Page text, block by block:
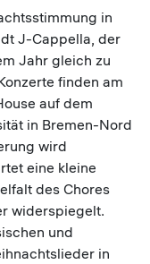
in
J-Cappella, der
Jahr gleich zu
finden am
auf dem
in Bremen-Nord
wird
eine kleine
des Chores
widerspiegelt.
und
in